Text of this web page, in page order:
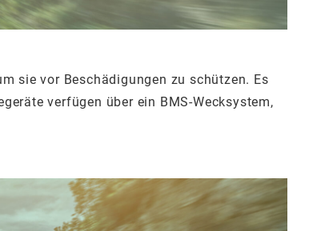
sie vor Beschädigungen zu schützen. Es
verfügen über ein BMS-Wecksystem,